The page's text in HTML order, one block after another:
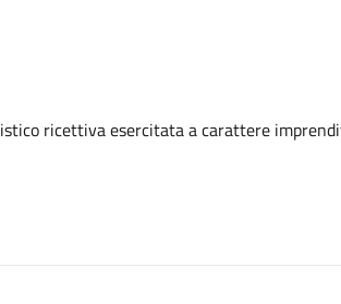
ricettiva esercitata a carattere